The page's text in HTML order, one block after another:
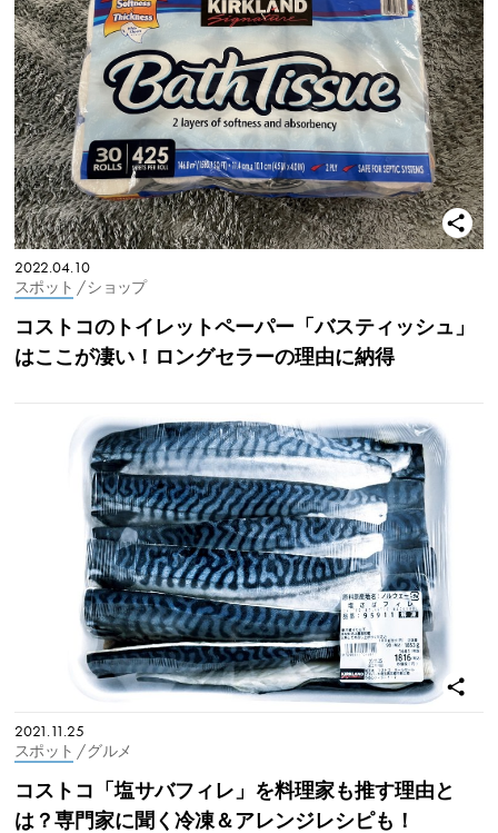
2022.04.10
スポット / ショップ
コストコのトイレットペーパー「バスティッシュ」
はここが凄い！ロングセラーの理由に納得
2021.11.25
スポット / グルメ
コストコ「塩サバフィレ」を料理家も推す理由と
は？専門家に聞く冷凍＆アレンジレシピも！